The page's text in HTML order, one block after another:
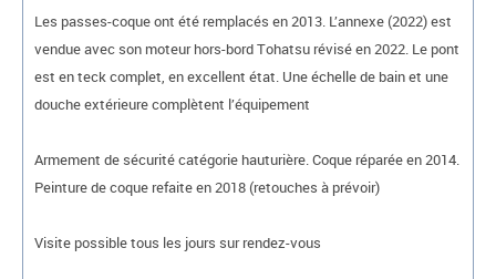
Les passes-coque ont été remplacés en 2013. L’annexe (2022) est
vendue avec son moteur hors-bord Tohatsu révisé en 2022. Le pont
est en teck complet, en excellent état. Une échelle de bain et une
douche extérieure complètent l’équipement
Armement de sécurité catégorie hauturière. Coque réparée en 2014.
Peinture de coque refaite en 2018 (retouches à prévoir)
Visite possible tous les jours sur rendez-vous